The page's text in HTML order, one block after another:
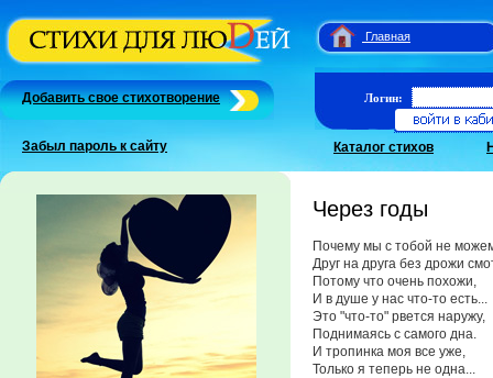
Главная
Добавить свое стихотворение
Забыл пароль к сайту
Логин:
Каталог стихов
Через годы
Почему мы с тобой не
Друг на друга без дрожи
Потому что очень похожи,
И в душе у нас что-то есть...
Это "что-то" рвется наружу,
Поднимаясь с самого дна.
И тропинка моя все уже,
Только я теперь не одна...